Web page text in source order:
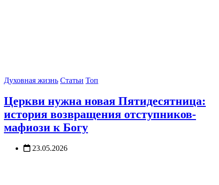
Духовная жизнь Статьи Топ
Церкви нужна новая Пятидесятница:
история возвращения отступников-
мафиози к Богу
23.05.2026